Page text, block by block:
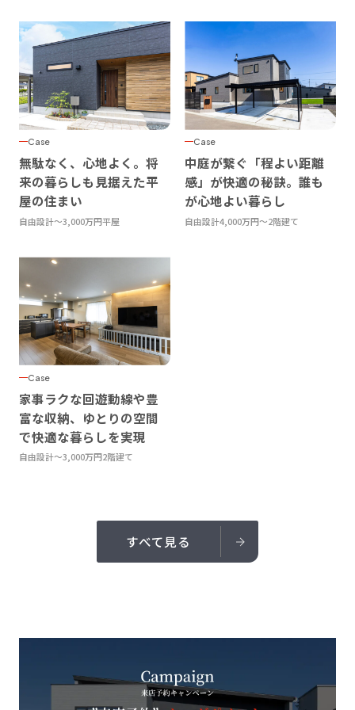
Case
無駄なく、心地よく。将
来の暮らしも見据えた平
屋の住まい
自由設計〜3,000万円平屋
Case
中庭が繋ぐ「程よい距離
感」が快適の秘訣。誰も
が心地よい暮らし
自由設計4,000万円〜2階建て
Case
家事ラクな回遊動線や豊
富な収納、ゆとりの空間
で快適な暮らしを実現
自由設計〜3,000万円2階建て
すべて見る